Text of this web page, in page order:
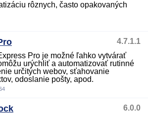
rôznych, často opakovaných
4.7.1.1
Pro je možné ľahko vytvárať
urýchliť a automatizovať rutinné
určitých webov, sťahovanie
odoslanie pošty, apod.
6.0.0